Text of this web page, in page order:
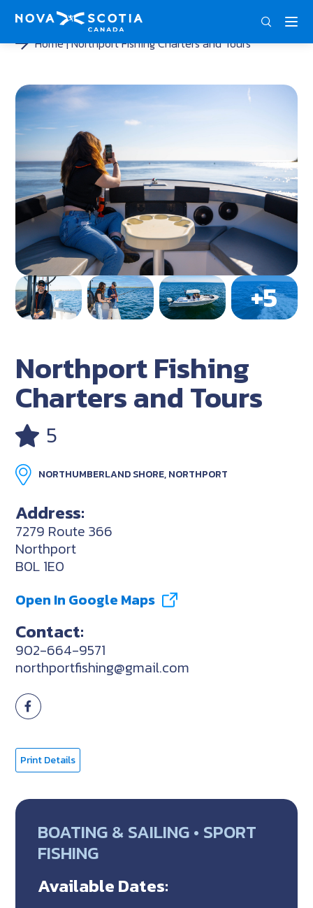
Home Northport Fishing Charters and Tours
Northport Fishing
Charters and Tours
5
NORTHUMBERLAND SHORE, NORTHPORT
Address:
7279 Route 366
Northport
B0L 1E0
Open In Google Maps
Contact:
902-664-9571
northportfishing@gmail.com
Print Details
BOATING & SAILING • SPORT
FISHING
Available Dates: